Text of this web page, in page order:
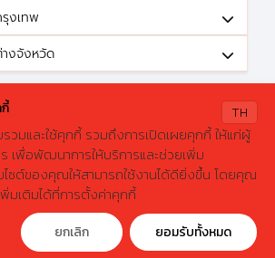
ส.
แอปดูสิ ใช้ง่าย รวดเร็ว โหลดเลย!
X
รุงเทพ
างจังหวัด
All rights reserved.
ะห์ (สำนักงานใหญ่) 63 ถนนพระราม 9 เขตห้วยขวาง
กรุงเทพมหานคร 10310
รสาร: 0-2645-9001 อีเมล :
crm@ghb.co.thเว็บไซต์
www.ghbank.co.th
TH
รวมและใช้คุกกี้ รวมถึงการเปิดเผยคุกกี้ ให้แก่ผู้
เพื่อพัฒนาการให้บริการและช่วยเพิ่ม
ไซต์ของคุณให้สามารถใช้งานได้ดียิ่งขึ้น โดยคุณ
มเติมได้ที่การตั้งค่าคุกกี้
ยกเลิก ยอมรับทั้งหมด